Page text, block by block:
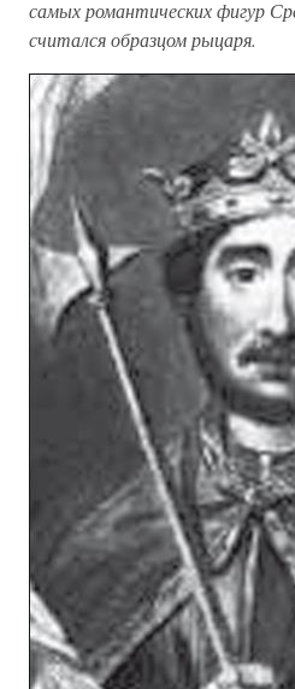
самых романтических фигур
считался образцом рыцаря.